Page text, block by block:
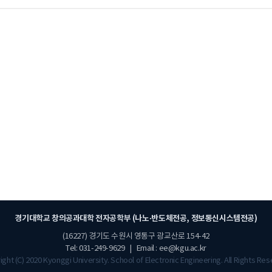
경기대학교 창의공과대학 전자공학부 (나노·반도체전공, 정보통신시스템전공)
(16227) 경기도 수원시 영통구 광교산로 154-42
Tel: 031-249-9629 | Email : ee@kgu.ac.kr
(C) 2020 Kyonggi University. School of Electronic Engineering. All Rights